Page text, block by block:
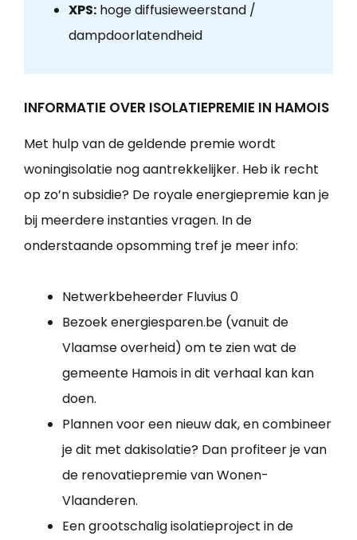
XPS:hoge diffusieweerstand /
dampdoorlatendheid
INFORMATIE OVER ISOLATIEPREMIE IN HAMOIS
Met hulp van de geldende premie wordt
woningisolatie nog aantrekkelijker. Heb ik recht
op zo’n subsidie? De royale energiepremie kan je
bij meerdere instanties vragen. In de
onderstaande opsomming tref je meer info:
Netwerkbeheerder Fluvius 0
Bezoek energiesparen.be (vanuit de
Vlaamse overheid) om te zien wat de
gemeente Hamois in dit verhaal kan kan
doen.
Plannen voor een nieuw dak, en combineer
je dit met dakisolatie? Dan profiteer je van
de renovatiepremie van Wonen-
Vlaanderen.
Een grootschalig isolatieproject in de